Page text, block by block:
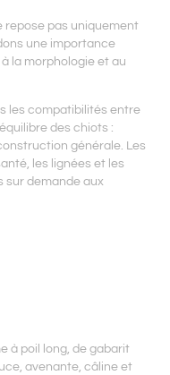
repose pas uniquement
une importance
la morphologie et au
les compatibilités entre
des chiots :
générale. Les
les lignées et les
sur demande aux
à poil long, de gabarit
avenante, câline et